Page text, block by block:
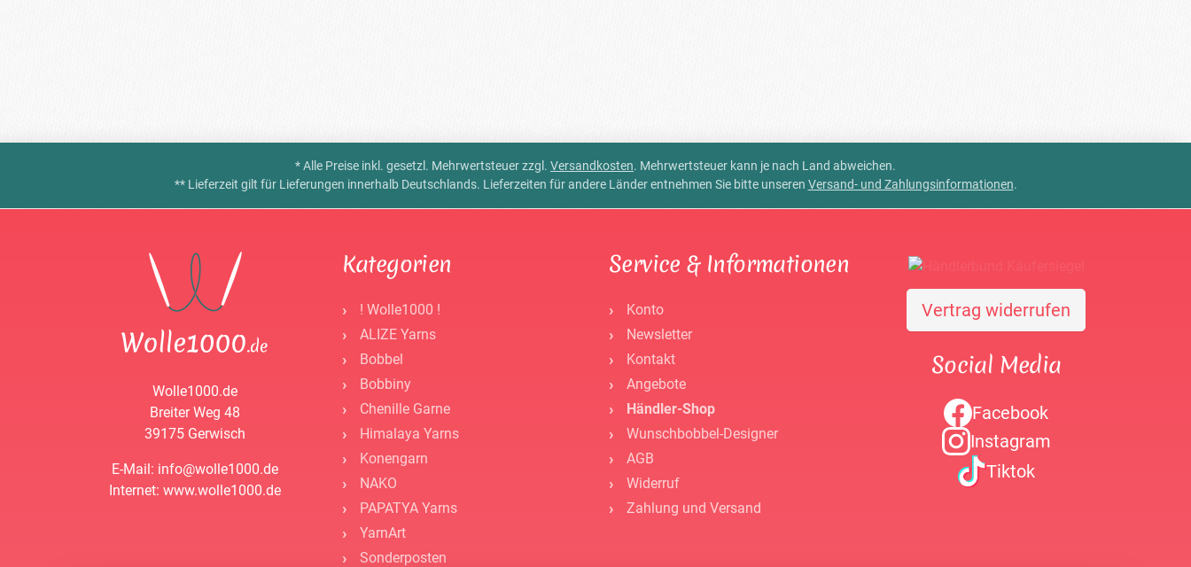
* Alle Preise inkl. gesetzl. Mehrwertsteuer zzgl. Versandkosten. Mehrwertsteuer kann je nach Land abweichen.
** Lieferzeit gilt für Lieferungen innerhalb Deutschlands. Lieferzeiten für andere Länder entnehmen Sie bitte unseren Versand- und Zahlungsinformationen.
Wolle1000.de
Breiter Weg 48
39175 Gerwisch
E-Mail: info@wolle1000.de
Internet: www.wolle1000.de
Kategorien
! Wolle1000 !
ALIZE Yarns
Bobbel
Bobbiny
Chenille Garne
Himalaya Yarns
Konengarn
NAKO
PAPATYA Yarns
YarnArt
Sonderposten
Service & Informationen
Konto
Newsletter
Kontakt
Angebote
Händler-Shop
Wunschbobbel-Designer
AGB
Widerruf
Zahlung und Versand
Vertrag widerrufen
Social Media
Facebook
Instagram
Tiktok